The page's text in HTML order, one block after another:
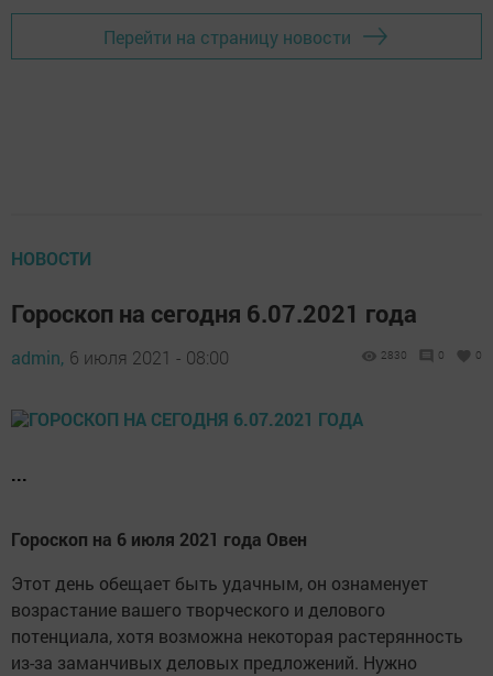
Перейти на страницу новости
НОВОСТИ
Гороскоп на сегодня 6.07.2021 года
admin, 6 июля 2021 - 08:00 2830 0 0
...
Гороскоп на 6 июля 2021 года Овен
Этот день обещает быть удачным, он ознаменует
возрастание вашего творческого и делового
потенциала, хотя возможна некоторая растерянность
из-за заманчивых деловых предложений. Нужно